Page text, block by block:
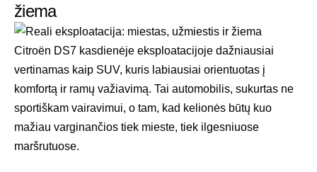
žiema
Citroën DS7 kasdienėje eksploatacijoje dažniausiai
vertinamas kaip SUV, kuris labiausiai orientuotas į
komfortą ir ramų važiavimą. Tai automobilis, sukurtas ne
sportiškam vairavimui, o tam, kad kelionės būtų kuo
mažiau varginančios tiek mieste, tiek ilgesniuose
maršrutuose.